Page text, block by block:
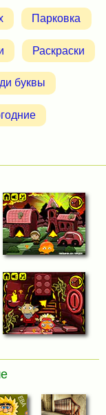
Парковка
Раскраски
буквы